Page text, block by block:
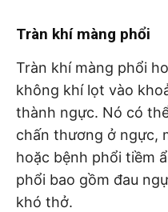
Tràn khí màng phổi
Tràn khí màng phổi
không khí lọt vào
thành ngực. Nó có
chấn thương ở ngực,
hoặc bệnh phổi tiềm
phổi bao gồm đau
khó thở.